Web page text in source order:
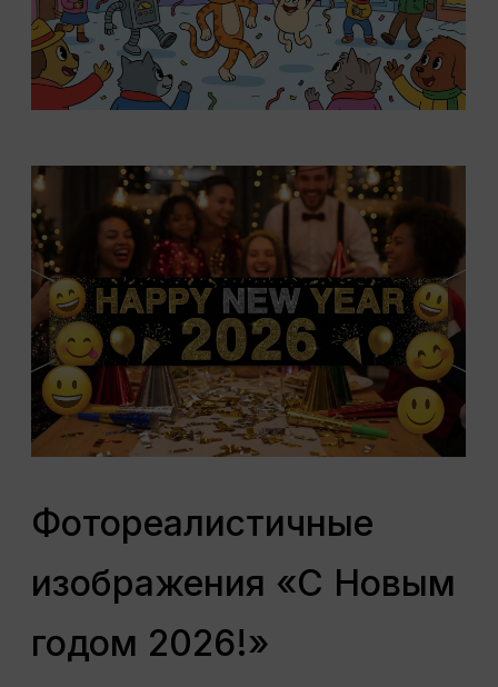
Фотореалистичные
изображения «С Новым
годом 2026!»